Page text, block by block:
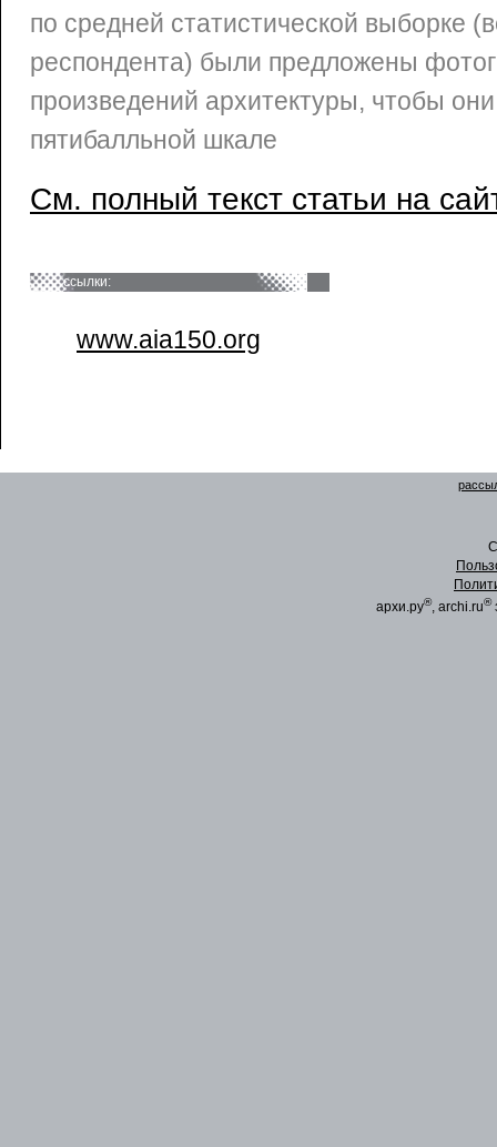
по средней статистической выборке
респондента) были предложены
произведений архитектуры, чтобы
пятибалльной шкале
См. полный текст статьи на
ссылки:
www.aia150.org
архи.ру®, archi.ru®